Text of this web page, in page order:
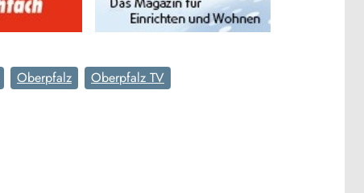
Oberpfalz
Oberpfalz TV